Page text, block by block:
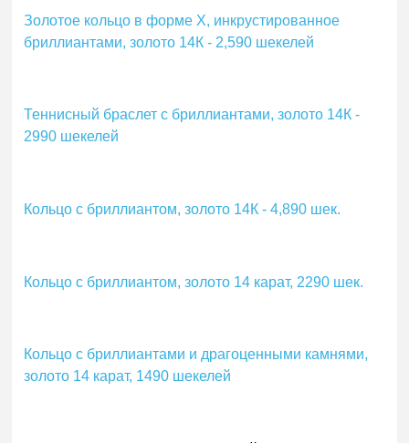
Золотое кольцо в форме Х, инкрустированное
бриллиантами, золото 14К - 2,590 шекелей
Теннисный браслет с бриллиантами, золото 14К -
2990 шекелей
Кольцо с бриллиантом, золото 14К - 4,890 шек.
Кольцо с бриллиантом, золото 14 карат, 2290 шек.
Кольцо с бриллиантами и драгоценными камнями,
золото 14 карат, 1490 шекелей